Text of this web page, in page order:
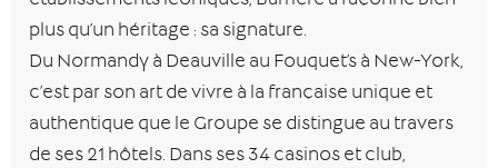
plus qu’un héritage : sa signature.
Du Normandy à Deauville au Fouquet’s à New-York,
c’est par son art de vivre à la française unique et
authentique que le Groupe se distingue au travers
de ses 21 hôtels. Dans ses 34 casinos et club,